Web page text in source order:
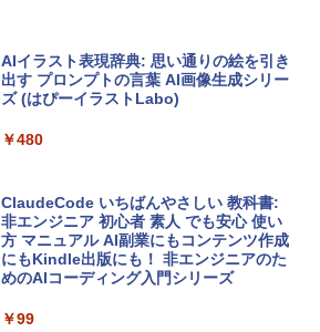
￥162,598
tomtoc 360°保護 15.6 16インチ パソコ
￥2,952
Apple 2026 MacBook Air M5チップ搭載
igence、13.6インチLiquid Retinaディ
Robloxギフトカード - 2,000 Robux 【限
定バーチャルアイテムを含む】 【オンラ
ラインコード版
Microsoft Office Home & Business 202
4(最新 永続版)|オンラインコード版|Wind
ows11、10/mac対応|PC2台
￥39,582
AIイラスト表現辞典: 思い通りの絵を引き
出す プロンプトの言葉 AI画像生成シリー
ズ (はぴーイラストLabo)
￥480
ClaudeCode いちばんやさしい 教科書:
非エンジニア 初心者 素人 でも安心 使い
方 マニュアル AI副業にもコンテンツ作成
にもKindle出版にも！ 非エンジニアのた
めのAIコーディング入門シリーズ
￥99